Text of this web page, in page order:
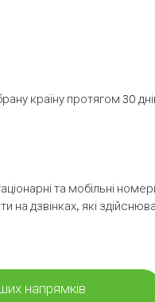
країну протягом 30
та мобільні
дзвінках, які
напрямків